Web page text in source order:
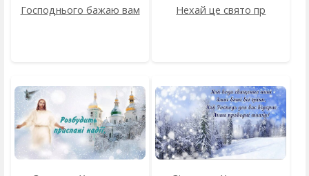
Господнього бажаю вам
Нехай це свято пр